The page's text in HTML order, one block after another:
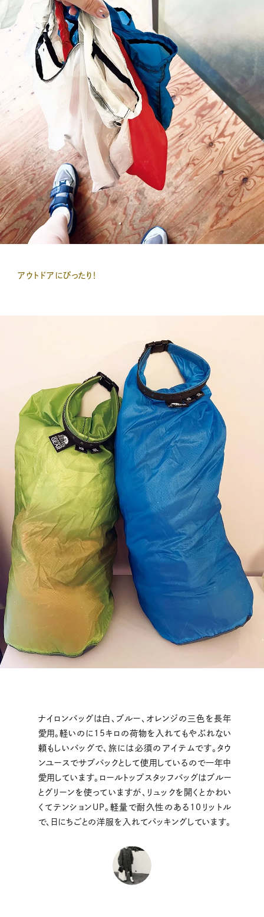
アウトドアにぴったり！
ナイロンバッグは白、ブルー、オレンジの三色を長年
愛用。軽いのに15キロの荷物を入れてもやぶれない
頼もしいバッグで、旅には必須のアイテムです。タウ
ンユースでサブバックとして使用しているので一年中
愛用しています。ロールトップスタッフバッグはブルー
とグリーンを使っていますが、リュックを開くとかわい
くてテンションUP。軽量で耐久性のある10リットル
で、日にちごとの洋服を入れてパッキングしています。